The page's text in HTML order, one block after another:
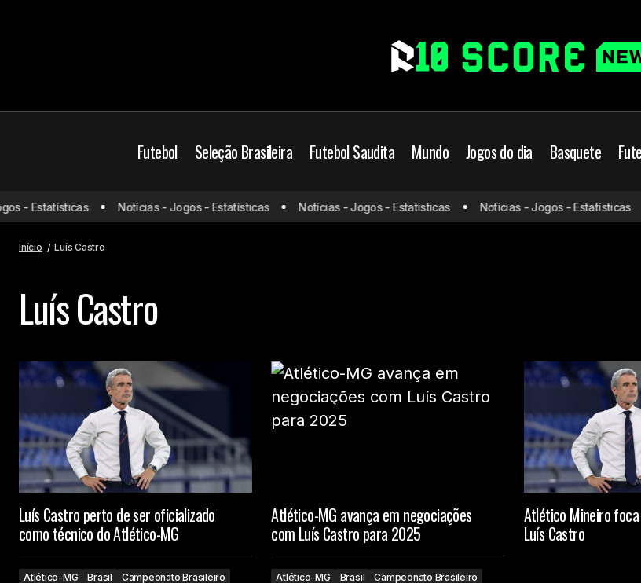
Futebol Seleção Brasileira Futebol Saudita Mundo Jogos do dia Basquete
- Estatísticas Notícias - Jogos - Estatísticas Notícias - Jogos - Estatísticas Notícias - Jogos - Estatísticas
Início Luís Castro
Luís Castro
Luís Castro perto de ser oficializado
como técnico do Atlético-MG
Atlético-MG Brasil
Campeonato Brasileiro
Atlético-MG avança em negociações
com Luís Castro para 2025
Atlético-MG Brasil
Campeonato Brasileiro
Atlético Mineiro
Luís Castro